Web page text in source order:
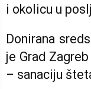
i okolicu u
Donirana
je Grad
– sanaciju